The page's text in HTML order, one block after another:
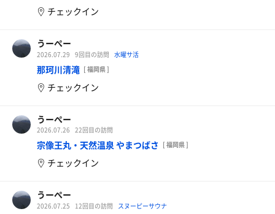
チェックイン
うーぺー
2026.07.29 9回目の訪問 水曜サ活
那珂川清滝 [ 福岡県 ]
チェックイン
うーぺー
2026.07.26 22回目の訪問
宗像王丸・天然温泉 やまつばさ [ 福岡県 ]
チェックイン
うーぺー
2026.07.25 12回目の訪問 スヌーピーサウナ